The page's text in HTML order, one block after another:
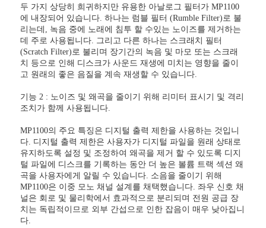
두 가지 상당히 희귀하지만 유용한 아날로그 필터가 MP1100
에 내장되어 있습니다. 하나는 럼블 필터 (Rumble Filter)로 불
리는데, 녹음 중에 노래에 침투 할 수있는 노이즈를 제거하는
데 주로 사용됩니다. 그리고 다른 하나는 스크래치 필터
(Scratch Filter)로 불리며 장기간의 녹음 및 마모 또는 스크래
치 등으로 인해 디스크가 사운드 재생에 미치는 영향을 줄이
고 원래의 좋은 음질을 계속 재생할 수 있습니다.
기능 2 : 노이즈 및 왜곡을 줄이기 위해 리미터 표시기 및 격리
조치가 함께 사용됩니다.
MP1100의 주요 특징은 디지털 출력 제한을 사용하는 것입니
다. 디지털 출력 제한은 사용자가 디지털 파일을 원래 상태로
유지하도록 설정 및 조정하여 왜곡을 제거 할 수 있도록 디지
털 파일에 디스크를 기록하는 동안 더 높은 볼륨 트랙 섹션 왜
곡을 사용자에게 알릴 수 있습니다. 소음을 줄이기 위해
MP1100은 이중 모노 채널 설계를 채택했습니다. 좌우 신호 채
널은 회로 및 물리학에서 효과적으로 분리되며 전원 공급 장
치는 독립적이므로 외부 간섭으로 인한 잡음이 매우 낮아집니
다.